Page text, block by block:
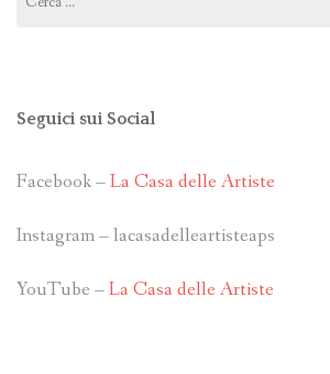
per:
Seguici sui Social
Facebook –La Casa delle Artiste
Instagram – lacasadelleartisteaps
YouTube –La Casa delle Artiste